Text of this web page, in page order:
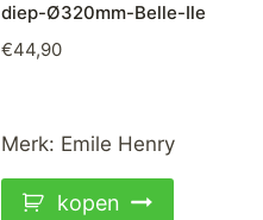
diep-Ø320mm-Belle-Ile
€44,90
Merk: Emile Henry
kopen